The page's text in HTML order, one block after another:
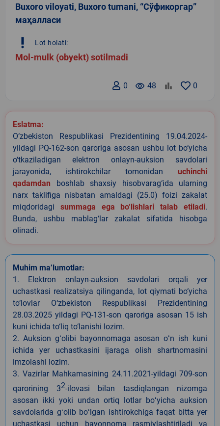
Buxoro viloyati, Buxoro tumani, “Сўфикоргар”
маҳалласи
priority_high Lot holati:
Mol-mulk (obyekt) sotilmadi
0
remove_red_eye 48
0
Eslatma:
O‘zbekiston Respublikasi Prezidentining 19.04.2024-
yildagi PQ-162-son qaroriga asosan ushbu lot bo‘yicha
o‘tkaziladigan elektron onlayn-auksion savdolari
jarayonida, ishtirokchilar tomonidan uchinchi
qadamdan boshlab shaxsiy hisobvarag‘ida ularning
narx taklifiga nisbatan amaldagi (25.0) foizi zakalat
miqdoridagi summaga ega bo‘lishlari talab etiladi.
Bunda, ushbu mablag‘lar zakalat sifatida hisobga
olinadi.
Muhim ma’lumotlar:
1. Elektron onlayn-auksion savdolari orqali yer
uchastkasi realizatsiya qilinganda, lot qiymati bo‘yicha
to‘lovlar O‘zbekiston Respublikasi Prezidentining
28.03.2025 yildagi PQ-131-son qaroriga asosan 15 ish
kuni ichida to‘liq to‘lanishi lozim.
2. Auksion gʻolibi bayonnomaga asosan oʻn ish kuni
ichida yer uchastkasini ijaraga olish shartnomasini
imzolashi lozim.
3. Vazirlar Mahkamasining 24.11.2021-yildagi 709-son
qarorining 32-ilovasi bilan tasdiqlangan nizomga
asosan ikki yoki undan ortiq lotlar boʻyicha auksion
savdolarida gʻolib boʻlgan ishtirokchiga faqat bitta yer
uchastkasi uchun bayonnoma rasmiylashtiriladi va